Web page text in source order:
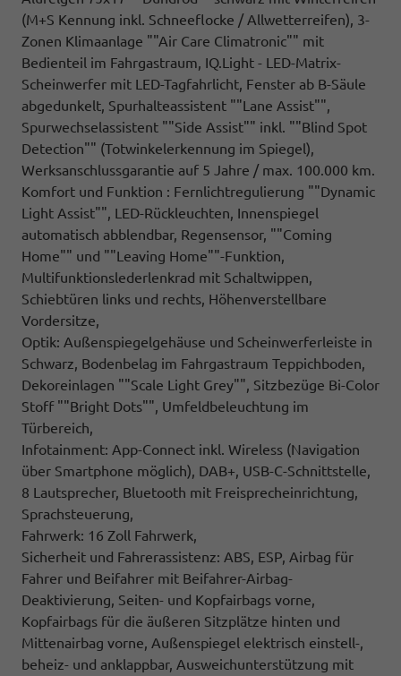
(M+S Kennung inkl. Schneeflocke / Allwetterreifen), 3-
Zonen Klimaanlage ""Air Care Climatronic"" mit
Bedienteil im Fahrgastraum, IQ.Light - LED-Matrix-
Scheinwerfer mit LED-Tagfahrlicht, Fenster ab B-Säule
abgedunkelt, Spurhalteassistent ""Lane Assist"",
Spurwechselassistent ""Side Assist"" inkl. ""Blind Spot
Detection"" (Totwinkelerkennung im Spiegel),
Werksanschlussgarantie auf 5 Jahre / max. 100.000 km.
Komfort und Funktion : Fernlichtregulierung ""Dynamic
Light Assist"", LED-Rückleuchten, Innenspiegel
automatisch abblendbar, Regensensor, ""Coming
Home"" und ""Leaving Home""-Funktion,
Multifunktionslederlenkrad mit Schaltwippen,
Schiebtüren links und rechts, Höhenverstellbare
Vordersitze,
Optik: Außenspiegelgehäuse und Scheinwerferleiste in
Schwarz, Bodenbelag im Fahrgastraum Teppichboden,
Dekoreinlagen ""Scale Light Grey"", Sitzbezüge Bi-Color
Stoff ""Bright Dots"", Umfeldbeleuchtung im
Türbereich,
Infotainment: App-Connect inkl. Wireless (Navigation
über Smartphone möglich), DAB+, USB-C-Schnittstelle,
8 Lautsprecher, Bluetooth mit Freisprecheinrichtung,
Sprachsteuerung,
Fahrwerk: 16 Zoll Fahrwerk,
Sicherheit und Fahrerassistenz: ABS, ESP, Airbag für
Fahrer und Beifahrer mit Beifahrer-Airbag-
Deaktivierung, Seiten- und Kopfairbags vorne,
Kopfairbags für die äußeren Sitzplätze hinten und
Mittenairbag vorne, Außenspiegel elektrisch einstell-,
beheiz- und anklappbar, Ausweichunterstützung mit